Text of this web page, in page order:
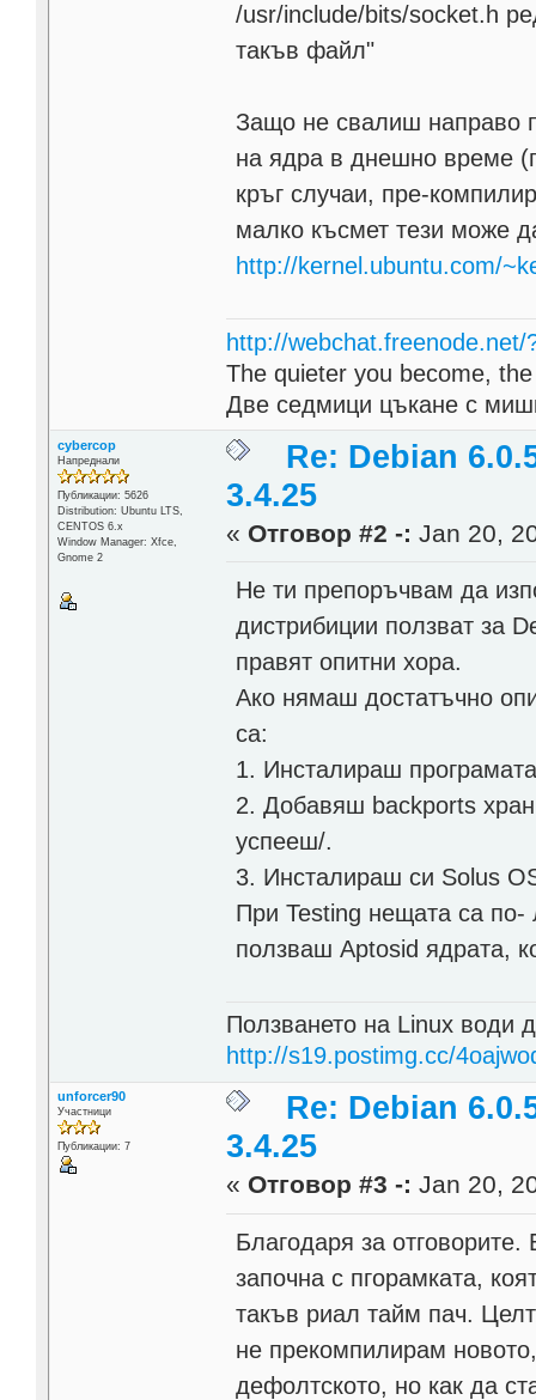
/usr/include/bits/socket.h
такъв файл"
Защо не свалиш направо
на ядра в днешно време
кръг случаи, пре-
малко късмет тези може
http://kernel.ubuntu.com/
http://webchat.freenode.net/
The quieter you become,
Две седмици цъкане с
cybercop
Напреднали
Публикации: 5626
Distribution: Ubuntu LTS,
CENTOS 6.x
Window Manager: Xfce,
Gnome 2
Re: Debian
3.4.25
« Отговор #2 -: Jan 20,
Не ти препоръчвам да
дистрибиции ползват за
правят опитни хора.
Ако нямаш достатъчно
са:
1. Инсталираш
2. Добавяш backports
успееш/.
3. Инсталираш си Solus
При Testing нещата са
ползваш Aptosid ядрата,
Ползването на Linux води
http://s19.postimg.cc/
unforcer90
Участници
Публикации: 7
Re: Debian
3.4.25
« Отговор #3 -: Jan 20,
Благодаря за
започна с пгорамката,
такъв риал тайм пач.
не прекомпилирам
дефолтското, но как да